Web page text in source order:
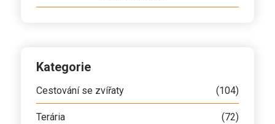
Kategorie
Cestování se zvířaty (104)
Terária (72)